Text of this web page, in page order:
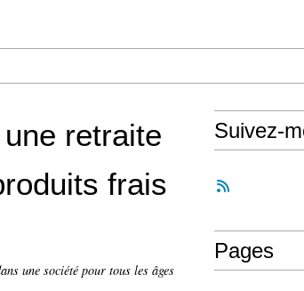
retraite
frais
une société pour tous les âges
Suivez-
Pages